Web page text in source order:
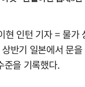
현 인턴 기자 = 물가
반기 일본에서 문
준을 기록했다.